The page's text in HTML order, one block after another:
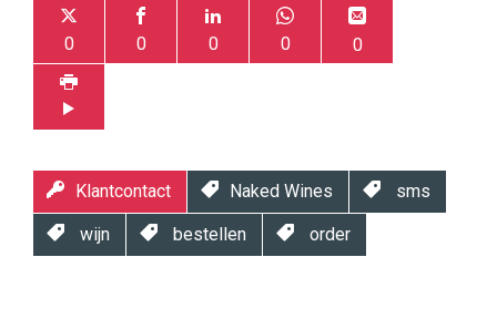
0 0 0 0 0
Klantcontact Naked Wines sms
wijn bestellen order